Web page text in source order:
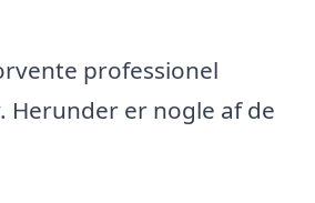
professionel
Herunder er nogle af de